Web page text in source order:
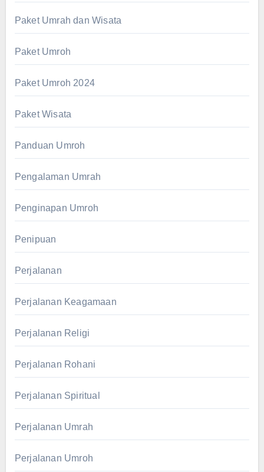
Paket Umrah dan Wisata
Paket Umroh
Paket Umroh 2024
Paket Wisata
Panduan Umroh
Pengalaman Umrah
Penginapan Umroh
Penipuan
Perjalanan
Perjalanan Keagamaan
Perjalanan Religi
Perjalanan Rohani
Perjalanan Spiritual
Perjalanan Umrah
Perjalanan Umroh